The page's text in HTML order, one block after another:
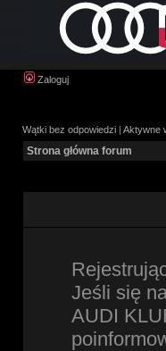
Zaloguj
Wątki bez odpowiedzi | Aktywne
Strona główna forum
Jeśli się
AUDI